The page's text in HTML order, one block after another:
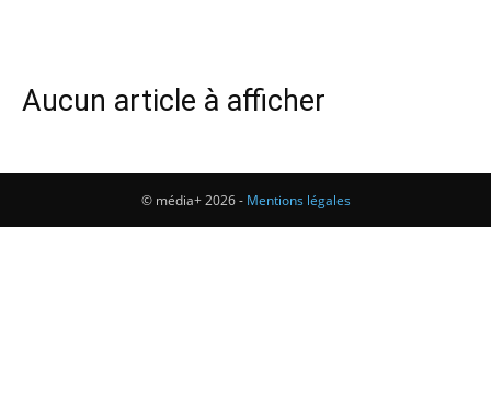
Aucun article à afficher
© média+ 2026 - Mentions légales